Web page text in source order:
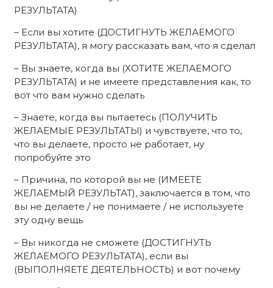
РЕЗУЛЬТАТА)
– Если вы хотите (ДОСТИГНУТЬ ЖЕЛАЕМОГО
РЕЗУЛЬТАТА), я могу рассказать вам, что я сделал
– Вы знаете, когда вы (ХОТИТЕ ЖЕЛАЕМОГО
РЕЗУЛЬТАТА) и не имеете представления как, то
вот что вам нужно сделать
– Знаете, когда вы пытаетесь (ПОЛУЧИТЬ
ЖЕЛАЕМЫЕ РЕЗУЛЬТАТЫ) и чувствуете, что то,
что вы делаете, просто не работает, ну
попробуйте это
– Причина, по которой вы не (ИМЕЕТЕ
ЖЕЛАЕМЫЙ РЕЗУЛЬТАТ), заключается в том, что
вы не делаете / не понимаете / не используете
эту одну вещь
– Вы никогда не сможете (ДОСТИГНУТЬ
ЖЕЛАЕМОГО РЕЗУЛЬТАТА), если вы
(ВЫПОЛНЯЕТЕ ДЕЯТЕЛЬНОСТЬ) и вот почему